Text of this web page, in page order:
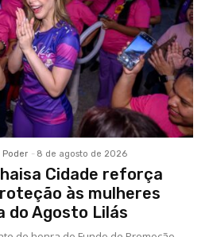
Poder - 8 de agosto de 2026
Cidade reforça
às mulheres
Agosto Lilás